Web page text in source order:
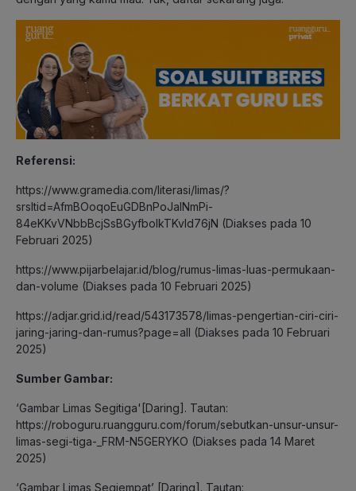
Referensi:
https://www.gramedia.com/literasi/limas/?
srsltid=AfmBOoqoEuGDBnPoJalNmPi-
84eKKvVNbbBcjSsBGyfboIkTKvld76jN (Diakses pada 10
Februari 2025)
https://www.pijarbelajar.id/blog/rumus-limas-luas-permukaan-
dan-volume (Diakses pada 10 Februari 2025)
https://adjar.grid.id/read/543173578/limas-pengertian-ciri-ciri-
jaring-jaring-dan-rumus?page=all (Diakses pada 10 Februari
2025)
Sumber Gambar:
‘Gambar Limas Segitiga'[Daring]. Tautan:
https://roboguru.ruangguru.com/forum/sebutkan-unsur-unsur-
limas-segi-tiga-_FRM-N5GERYKO (Diakses pada 14 Maret
2025)
‘Gambar Limas Segiempat’ [Daring]. Tautan: